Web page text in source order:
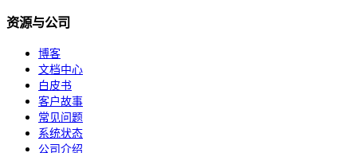
资源与公司
博客
文档中心
白皮书
客户故事
常见问题
系统状态
公司介绍